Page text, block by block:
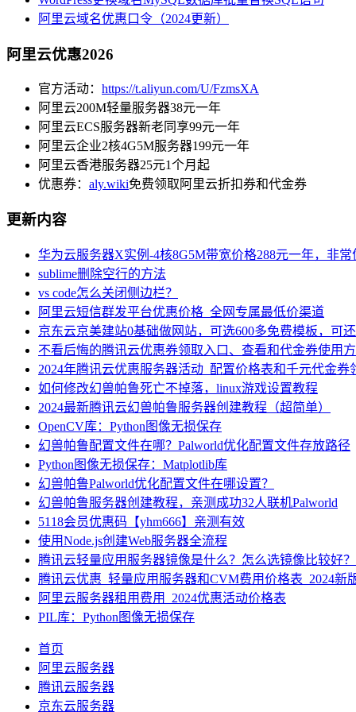
阿里云域名优惠口令（2024更新）
阿里云优惠2026
官方活动： https://t.aliyun.com/U/FzmsXA
阿里云200M轻量服务器38元一年
阿里云ECS服务器新老同享99元一年
阿里云企业2核4G5M服务器199元一年
阿里云香港服务器25元1个月起
优惠券： aly.wiki免费领取阿里云折扣券和代金券
更新内容
华为云服务器X实例-4核8G5M带宽价格288元一年，非常
sublime删除空行的方法
vs code怎么关闭侧边栏？
阿里云短信群发平台优惠价格_全网专属最低价渠道
京东云京美建站0基础做网站，可选600多免费模板，可还
不看后悔的腾讯云优惠券领取入口、查看和代金券使用
2024年腾讯云优惠服务器活动_配置价格表和千元代金券
如何修改幻兽帕鲁死亡不掉落，linux游戏设置教程
2024最新腾讯云幻兽帕鲁服务器创建教程（超简单）
OpenCV库：Python图像无损保存
幻兽帕鲁配置文件在哪？Palworld优化配置文件存放路径
Python图像无损保存：Matplotlib库
幻兽帕鲁Palworld优化配置文件在哪设置？
幻兽帕鲁服务器创建教程，亲测成功32人联机Palworld
5118会员优惠码【yhm666】亲测有效
使用Node.js创建Web服务器全流程
腾讯云轻量应用服务器镜像是什么？怎么选镜像比较好？
腾讯云优惠_轻量应用服务器和CVM费用价格表_2024新
阿里云服务器租用费用_2024优惠活动价格表
PIL库：Python图像无损保存
首页
阿里云服务器
腾讯云服务器
京东云服务器